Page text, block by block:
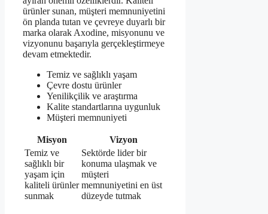
ürünler sunan, müşteri memnuniyetini
ön planda tutan ve çevreye duyarlı bir
marka olarak Axodine, misyonunu ve
vizyonunu başarıyla gerçekleştirmeye
devam etmektedir.
Temiz ve sağlıklı yaşam
Çevre dostu ürünler
Yenilikçilik ve araştırma
Kalite standartlarına uygunluk
Müşteri memnuniyeti
Misyon
Vizyon
Temiz ve
sağlıklı bir
yaşam için
kaliteli ürünler
sunmak
Sektörde lider bir
konuma ulaşmak ve
müşteri
memnuniyetini en üst
düzeyde tutmak